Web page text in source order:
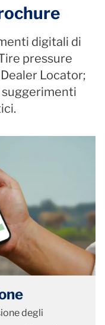
digitali di
pressure
Locator;
degli